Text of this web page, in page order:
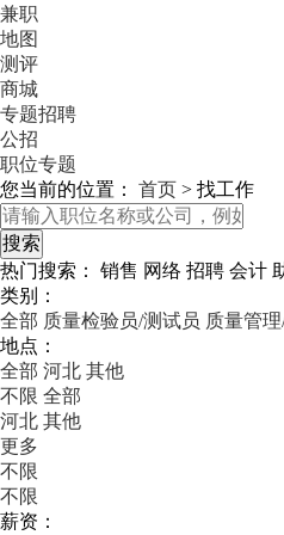
兼职
地图
测评
商城
专题招聘
公招
职位专题
您当前的位置： 首页 > 找工作
热门搜索： 销售 网络 招聘 会计
类别：
全部 质量检验员/测试员 质量管
地点：
全部 河北 其他
不限 全部
河北 其他
更多
不限
不限
薪资：